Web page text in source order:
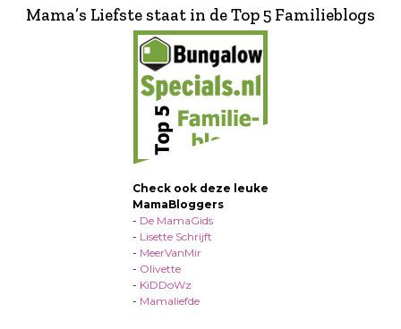
Mama’s Liefste staat in de Top 5 Familieblogs
Check ook deze leuke
MamaBloggers
- De MamaGids
- Lisette Schrijft
- MeerVanMir
- Olivette
- KiDDoWz
- Mamaliefde